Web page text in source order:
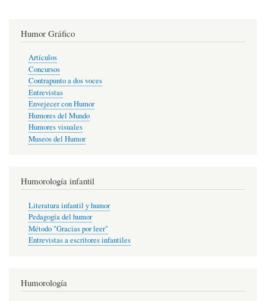
Humor Gráfico
Artículos
Concursos
Contrapunto a dos voces
Entrevistas
Envejecer con Humor
Humores del Mundo
Humores visuales
Museos del Humor
Humorología infantil
Literatura infantil y humor
Pedagogía del humor
Método "Gracias por leer"
Entrevistas a escritores infantiles
Humorología